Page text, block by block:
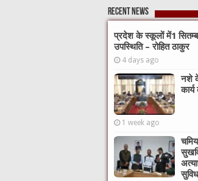
Recent News
प्रदेश के स्कूलों में1
उपस्थिति – रोहित ठाकुर
4 days ago
नशे
1 week ago